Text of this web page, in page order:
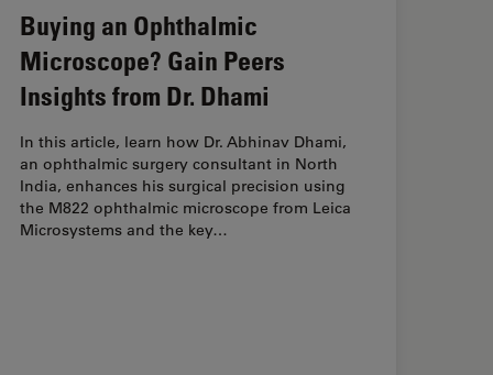
Buying an Ophthalmic
Microscope? Gain Peers
Insights from Dr. Dhami
In this article, learn how Dr. Abhinav Dhami,
an ophthalmic surgery consultant in North
India, enhances his surgical precision using
the M822 ophthalmic microscope from Leica
Microsystems and the key…